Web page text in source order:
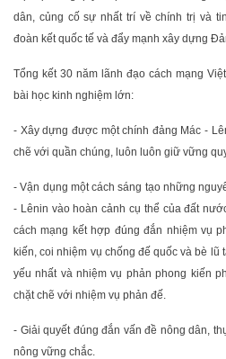
dân, củng cố sự nhất trí về chính trị và
đoàn kết quốc tế và đẩy mạnh xây dựng
Tổng kết 30 năm lãnh đạo cách mạng
bài học kinh nghiệm lớn:
- Xây dựng được một chính đảng Mác -
chẽ với quần chúng, luôn luôn giữ vững
- Vận dụng một cách sáng tạo những
- Lênin vào hoàn cảnh cụ thể của đất
cách mạng kết hợp đúng đắn nhiệm vụ
kiến, coi nhiệm vụ chống đế quốc và bè lũ
yếu nhất và nhiệm vụ phản phong kiến
chặt chẽ với nhiệm vụ phản đế.
- Giải quyết đúng đắn vấn đề nông dân,
nông vững chắc.